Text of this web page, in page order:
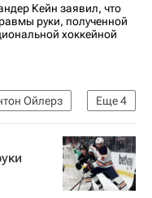
Кейн заявил, что
руки, полученной
хоккейной
Еще4
Ойлерз